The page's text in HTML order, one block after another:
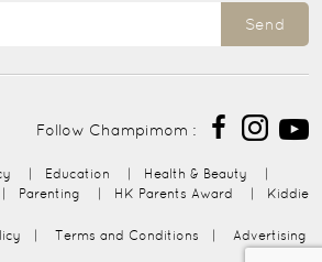
Send
Follow Champimom :
Education Health & Beauty
Parenting HK Parents Award Kiddie
Terms and Conditions Advertising